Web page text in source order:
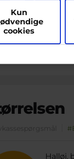
Kun
cookies
føler
Halløj,